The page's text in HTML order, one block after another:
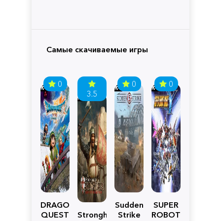
Самые скачиваемые игры
0
DRAGON
QUEST
3.5
Stronghold
0
Sudden
Strike
0
SUPER
ROBOT